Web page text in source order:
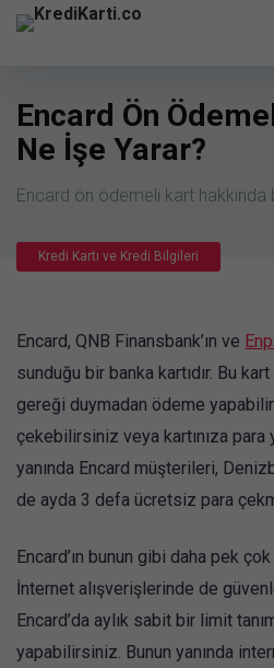
Encard Ön
Ne İşe Yarar?
Encard ön ödemeli kart
Kredi Kartı ve Kredi Bilgileri
Encard, QNB Finansbank’ın ve
sunduğu bir banka kartıdır. Bu
gereği duymadan ödeme
çekebilirsiniz veya kartınıza para
yanında Encard müşterileri,
de ayda 3 defa ücretsiz para
Encard’ın bunun gibi daha pek
İnternet alışverişlerinde de
Encard’da aylık sabit bir limit
yapabilirsiniz. Bunun yanında